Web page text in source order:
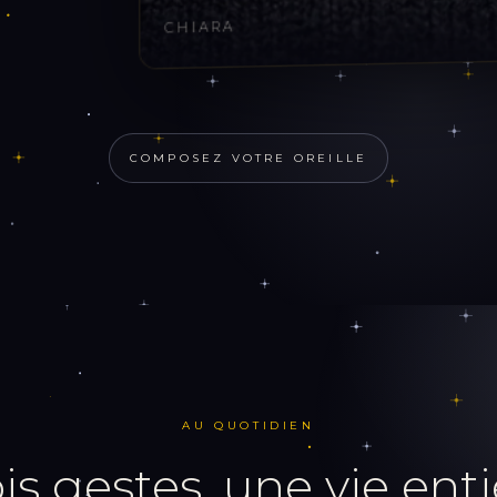
CHIARA
COMPOSEZ VOTRE OREILLE
AU QUOTIDIEN